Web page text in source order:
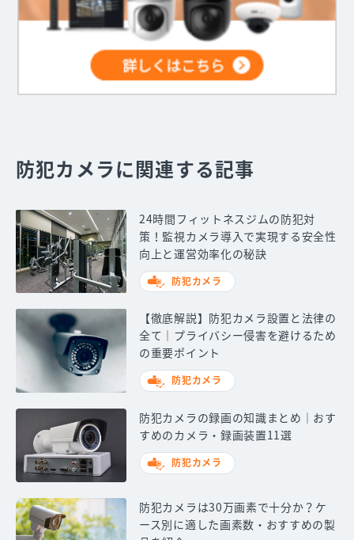
防犯カメラに関連する記事
24時間フィットネスジムの防犯対
策！監視カメラ導入で実現する安全性
向上と運営効率化の秘訣
防犯カメラ
【徹底解説】防犯カメラ設置と法律の
全て｜プライバシー侵害を避けるため
の重要ポイント
防犯カメラ
防犯カメラの録画の知識まとめ｜おす
すめのカメラ・録画装置11選
防犯カメラ
防犯カメラは30万画素で十分か？ケ
ース別に適した画素数・おすすめの製